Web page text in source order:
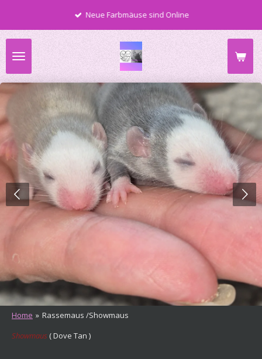
springen
Neue Farbmäuse sind Online
Home » Rassemaus /Showmaus
Showmaus ( Dove Tan )